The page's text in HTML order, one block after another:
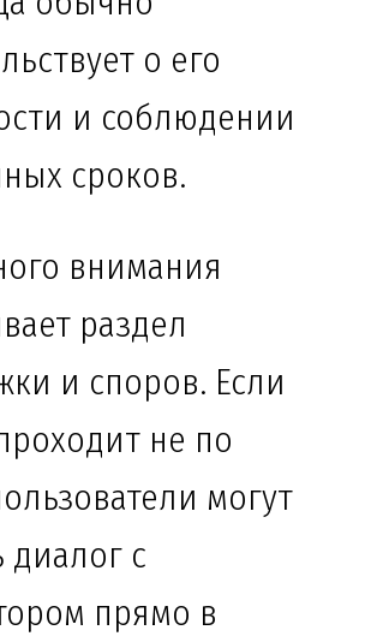
о его
и соблюдении
сроков.
внимания
раздел
и споров. Если
не по
могут
диалог с
прямо в